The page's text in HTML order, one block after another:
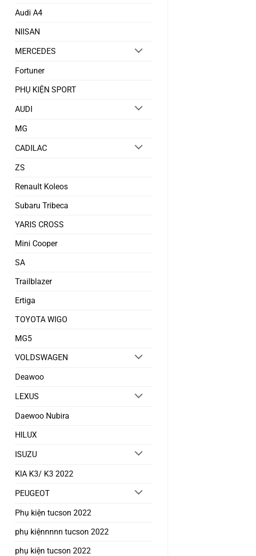
Audi A4
NIISAN
MERCEDES
Fortuner
PHỤ KIỆN SPORT
AUDI
MG
CADILAC
ZS
Renault Koleos
Subaru Tribeca
YARIS CROSS
Mini Cooper
SA
Trailblazer
Ertiga
TOYOTA WIGO
MG5
VOLDSWAGEN
Deawoo
LEXUS
Daewoo Nubira
HILUX
ISUZU
KIA K3/ K3 2022
PEUGEOT
Phụ kiện tucson 2022
phụ kiệnnnnn tucson 2022
phụ kiện tucson 2022